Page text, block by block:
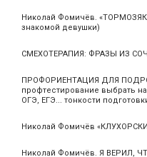
Николай Фомичёв.
знакомой девушки)
СМЕХОТЕРАПИЯ: ФРАЗЫ ИЗ
ПРОФОРИЕНТАЦИЯ ДЛЯ
профтестирование выбрать
ОГЭ, ЕГЭ... тонкости
Николай Фомичёв
Николай Фомичёв. Я ВЕРИЛ,